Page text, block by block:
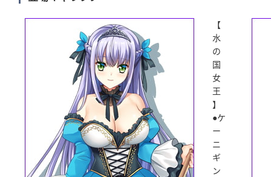
【
水
の
国
女
王
】
●ケ
ー
ニ
ギ
ン